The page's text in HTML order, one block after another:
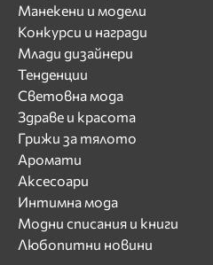
Манекени и модели
Конкурси и награди
Млади дизайнери
Тенденции
Световна мода
Здраве и красота
Грижи за тялото
Аромати
Аксесоари
Интимна мода
Модни списания и книги
Любопитни новини